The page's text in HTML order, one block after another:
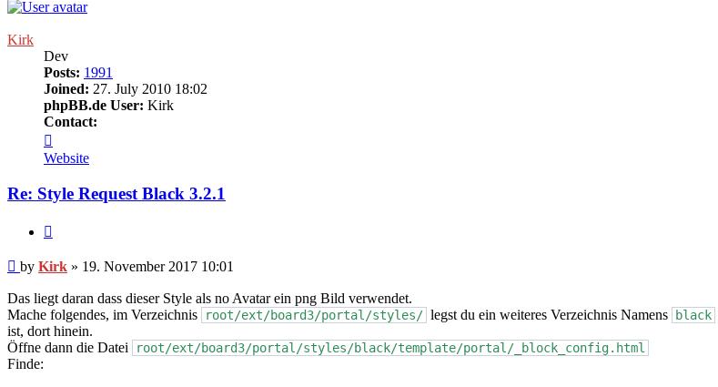
Kirk
Dev
Posts: 1991
Joined: 27. July 2010 18:02
phpBB.de User: Kirk
Contact:
Kirk
Website
Re: Style Request Black 3.2.1
Post
by Kirk » 19. November 2017 10:01
Das liegt daran dass dieser Style als no Avatar ein png Bild verwendet.
Mache folgendes, im Verzeichnis
root/ext/board3/portal/styles/ legst du ein weiteres Verzeichnis Namens black
ist, dort hinein.
Öffne dann die Datei
root/ext/board3/portal/styles/black/template/portal/_block_config.html
Finde: